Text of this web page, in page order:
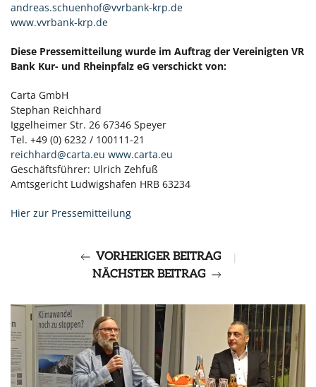
andreas.schuenhof@vvrbank-krp.de
www.vvrbank-krp.de
Diese Pressemitteilung wurde im Auftrag der Vereinigten VR
Bank Kur- und Rheinpfalz eG verschickt von:
Carta GmbH
Stephan Reichhard
Iggelheimer Str. 26 67346 Speyer
Tel. +49 (0) 6232 / 100111-21
reichhard@carta.eu www.carta.eu
Geschäftsführer: Ulrich Zehfuß
Amtsgericht Ludwigshafen HRB 63234
Hier zur Pressemitteilung
VORHERIGER BEITRAG
|
NÄCHSTER BEITRAG